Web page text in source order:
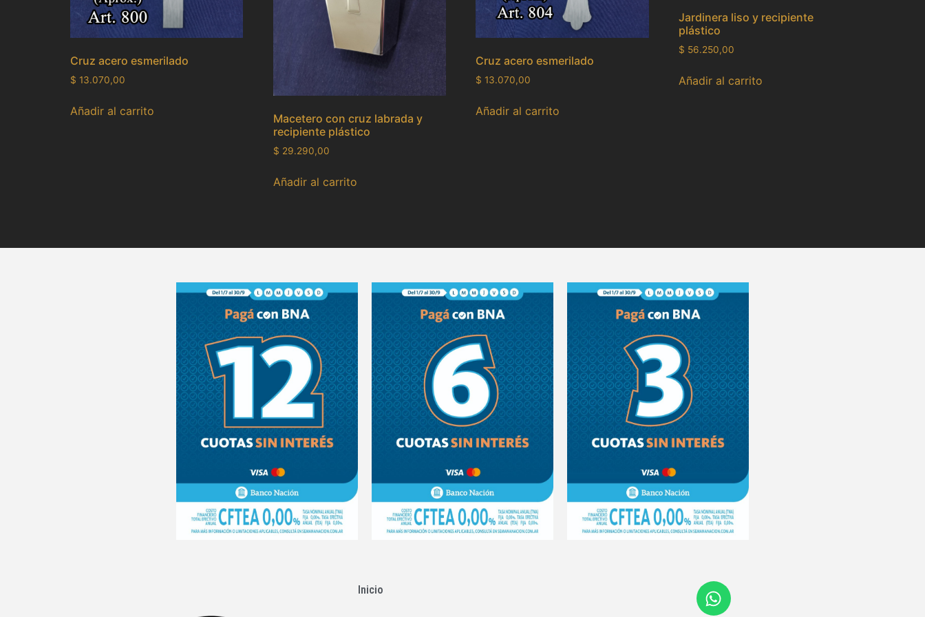
Cruz acero esmerilado
$ 13.070,00
Añadir al carrito
Macetero con cruz labrada y
recipiente plástico
$ 29.290,00
Añadir al carrito
Cruz acero esmerilado
$ 13.070,00
Añadir al carrito
Jardinera liso y recipiente
plástico
$ 56.250,00
Añadir al carrito
Inicio